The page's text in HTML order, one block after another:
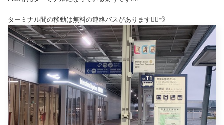
ターミナル間の移動は無料の連絡バスがあります🏃‍♂️💨